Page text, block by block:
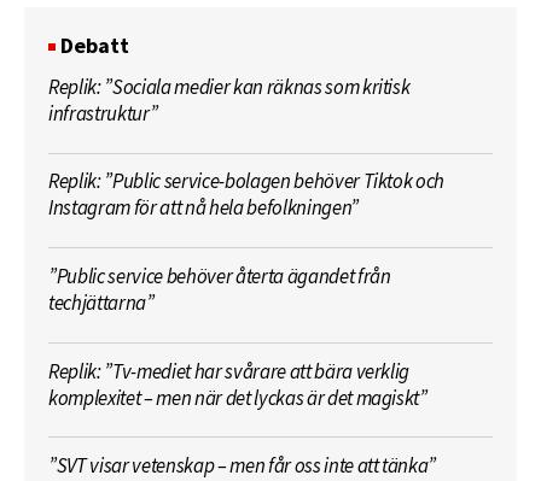
Debatt
Replik: ”Sociala medier kan räknas som kritisk
infrastruktur”
Replik: ”Public service-bolagen behöver Tiktok och
Instagram för att nå hela befolkningen”
”Public service behöver återta ägandet från
techjättarna”
Replik: ”Tv-mediet har svårare att bära verklig
komplexitet – men när det lyckas är det magiskt”
”SVT visar vetenskap – men får oss inte att tänka”